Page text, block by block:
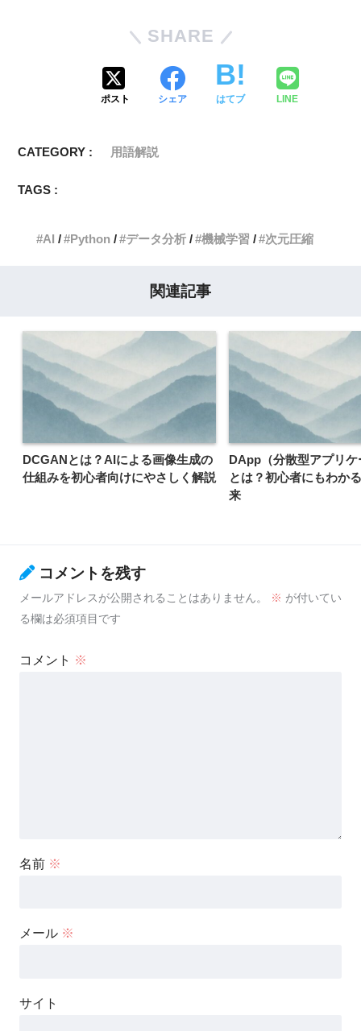
SHARE
ポスト シェア はてブ LINE
CATEGORY : 用語解説
TAGS :
AI Python データ分析 機械学習 次元圧縮
関連記事
DCGANとは？AIによる画像生成の
仕組みを初心者向けにやさしく解説
DApp（分散型アプリケ
とは？初心者にもわか
来
コメントを残す
メールアドレスが公開されることはありません。 ※ が付いてい
る欄は必須項目です
コメント ※
名前 ※
メール ※
サイト